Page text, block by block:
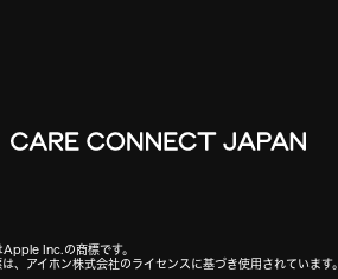
Inc.の商標です。
、アイホン株式会社のライセンスに基づき使用されています。